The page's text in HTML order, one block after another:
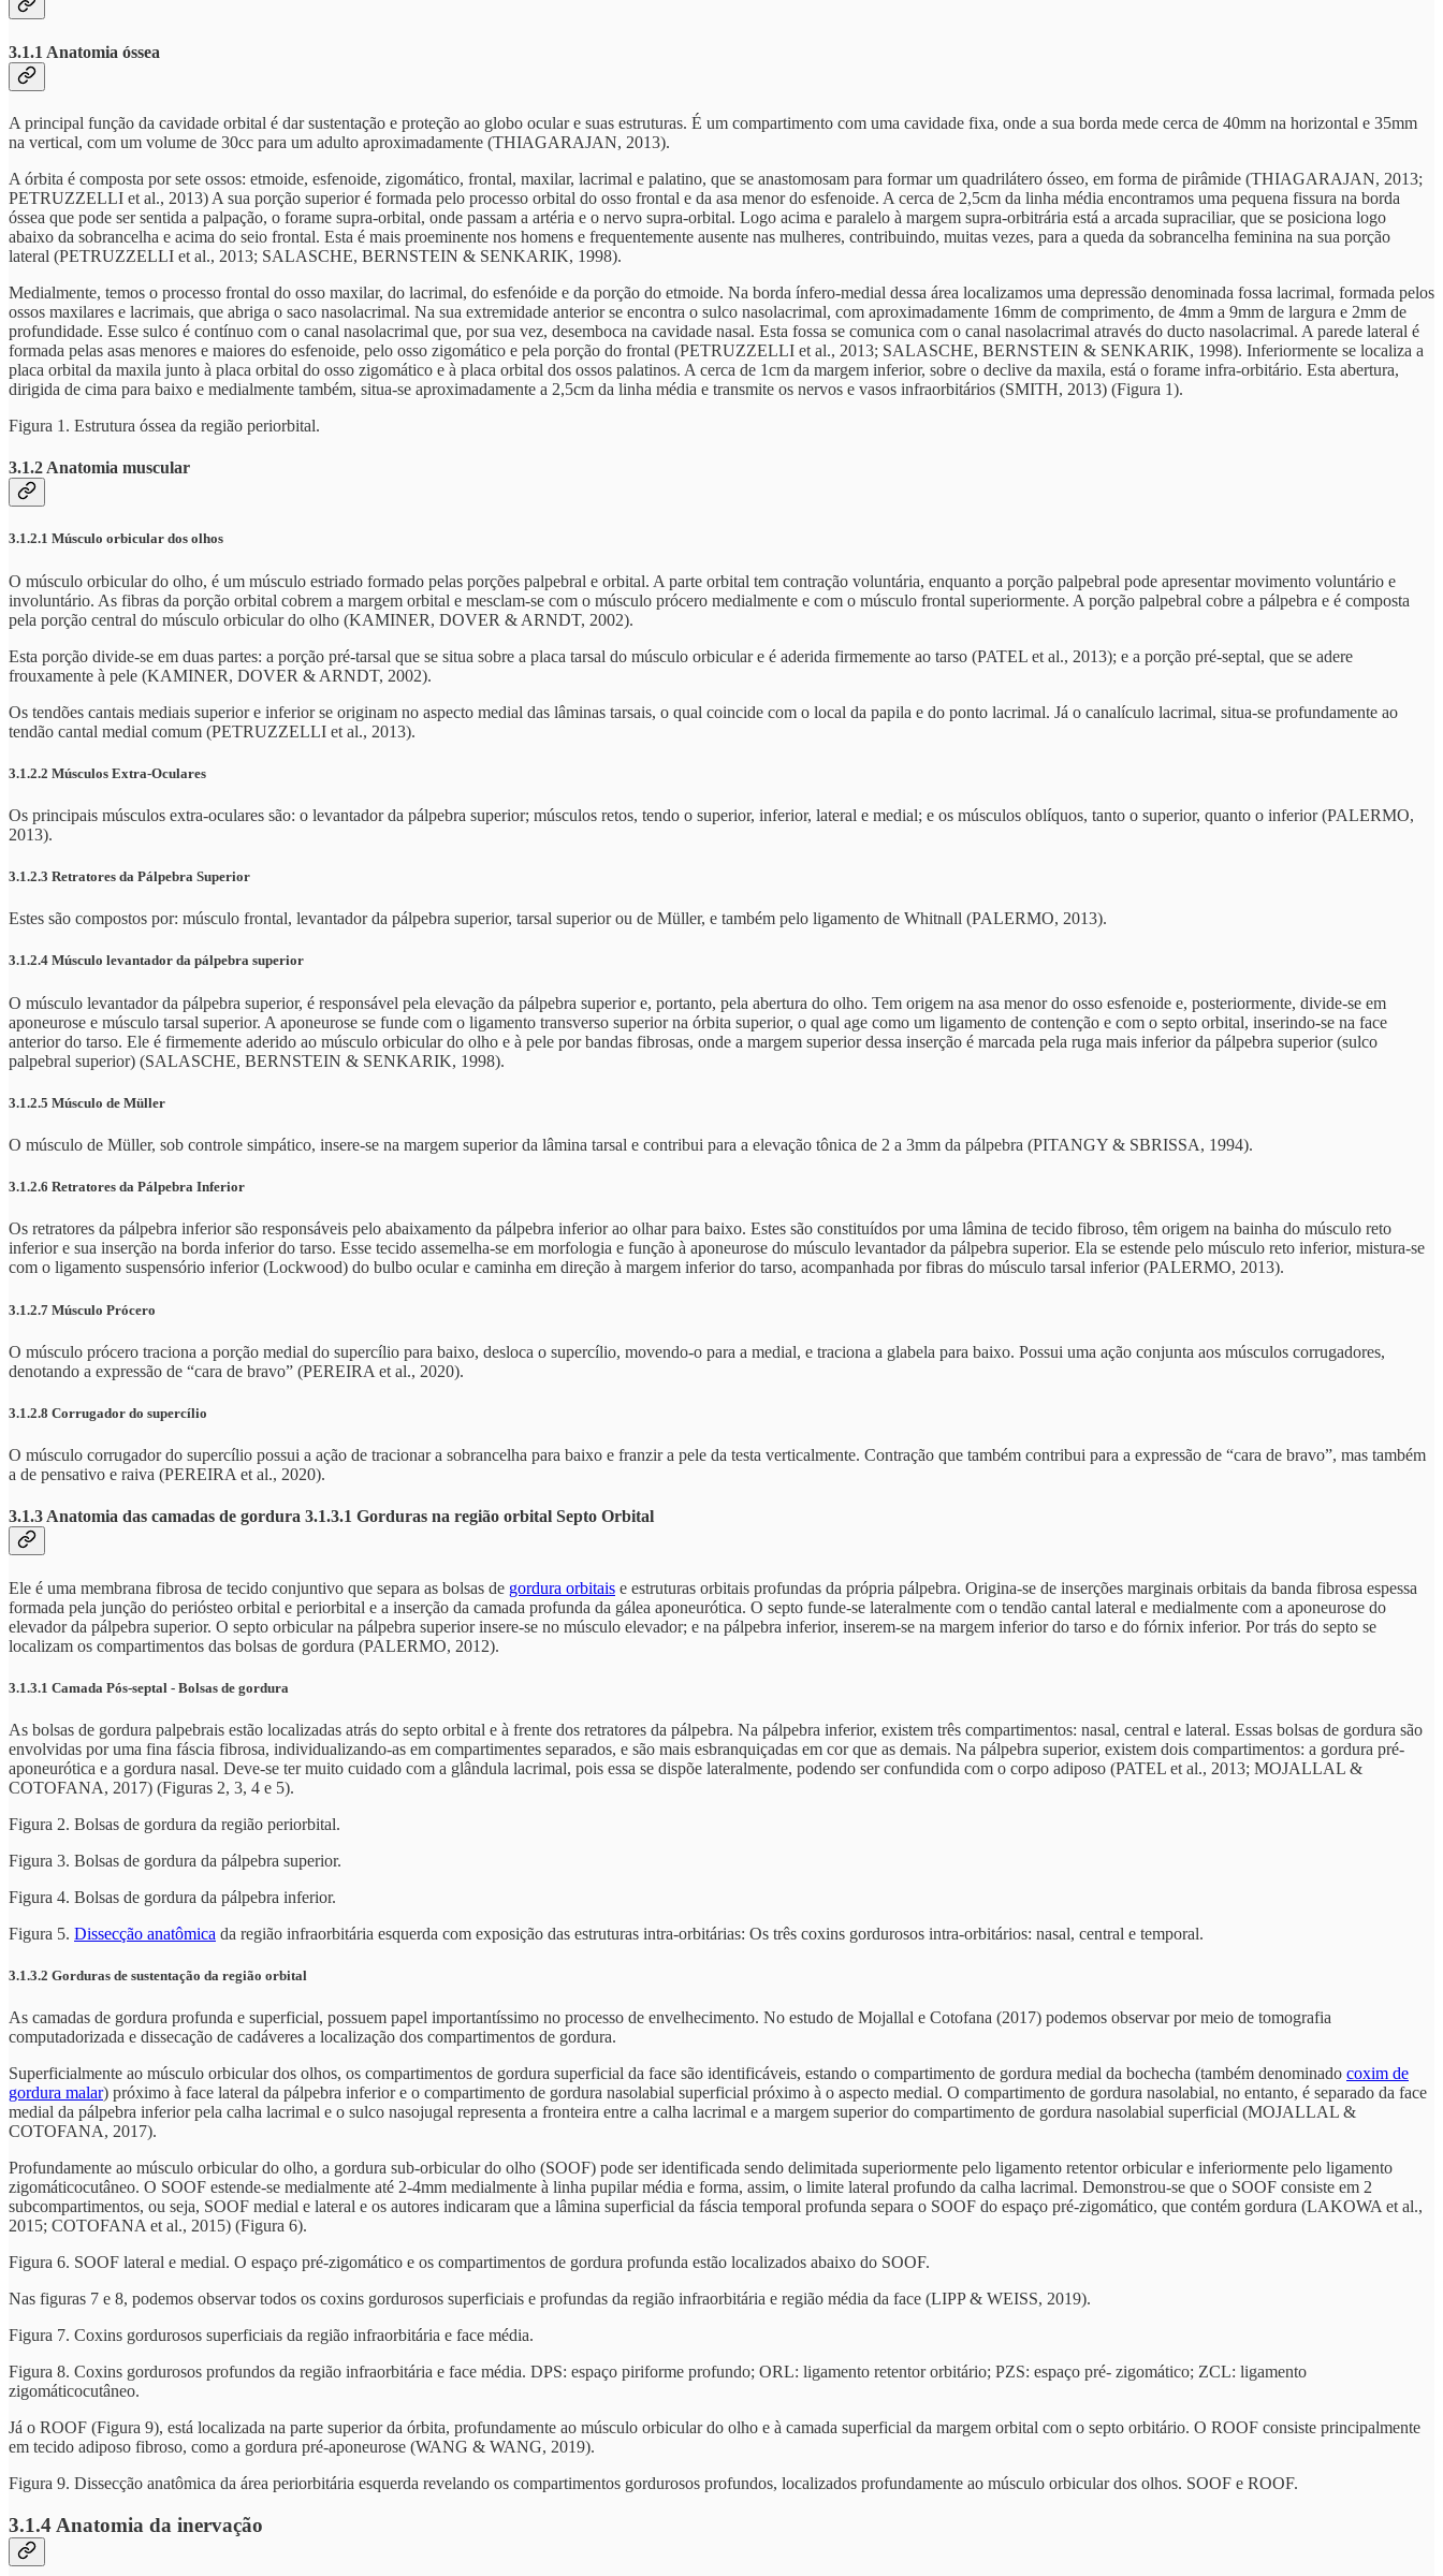
3.1.1 Anatomia óssea
A principal função da cavidade orbital é dar sustentação e proteção ao globo ocular e suas estruturas. É um compartimento com uma cavidade fixa, onde a sua borda mede cerca de 40mm na horizontal e 35mm
na vertical, com um volume de 30cc para um adulto aproximadamente (THIAGARAJAN, 2013).
A órbita é composta por sete ossos: etmoide, esfenoide, zigomático, frontal, maxilar, lacrimal e palatino, que se anastomosam para formar um quadrilátero ósseo, em forma de pirâmide (THIAGARAJAN, 2013;
PETRUZZELLI et al., 2013) A sua porção superior é formada pelo processo orbital do osso frontal e da asa menor do esfenoide. A cerca de 2,5cm da linha média encontramos uma pequena fissura na borda
óssea que pode ser sentida a palpação, o forame supra-orbital, onde passam a artéria e o nervo supra-orbital. Logo acima e paralelo à margem supra-orbitrária está a arcada supraciliar, que se posiciona logo
abaixo da sobrancelha e acima do seio frontal. Esta é mais proeminente nos homens e frequentemente ausente nas mulheres, contribuindo, muitas vezes, para a queda da sobrancelha feminina na sua porção
lateral (PETRUZZELLI et al., 2013; SALASCHE, BERNSTEIN & SENKARIK, 1998).
Medialmente, temos o processo frontal do osso maxilar, do lacrimal, do esfenóide e da porção do etmoide. Na borda ínfero-medial dessa área localizamos uma depressão denominada fossa lacrimal, formada pelos
ossos maxilares e lacrimais, que abriga o saco nasolacrimal. Na sua extremidade anterior se encontra o sulco nasolacrimal, com aproximadamente 16mm de comprimento, de 4mm a 9mm de largura e 2mm de
profundidade. Esse sulco é contínuo com o canal nasolacrimal que, por sua vez, desemboca na cavidade nasal. Esta fossa se comunica com o canal nasolacrimal através do ducto nasolacrimal. A parede lateral é
formada pelas asas menores e maiores do esfenoide, pelo osso zigomático e pela porção do frontal (PETRUZZELLI et al., 2013; SALASCHE, BERNSTEIN & SENKARIK, 1998). Inferiormente se localiza a
placa orbital da maxila junto à placa orbital do osso zigomático e à placa orbital dos ossos palatinos. A cerca de 1cm da margem inferior, sobre o declive da maxila, está o forame infra-orbitário. Esta abertura,
dirigida de cima para baixo e medialmente também, situa-se aproximadamente a 2,5cm da linha média e transmite os nervos e vasos infraorbitários (SMITH, 2013) (Figura 1).
Figura 1. Estrutura óssea da região periorbital.
3.1.2 Anatomia muscular
3.1.2.1 Músculo orbicular dos olhos
O músculo orbicular do olho, é um músculo estriado formado pelas porções palpebral e orbital. A parte orbital tem contração voluntária, enquanto a porção palpebral pode apresentar movimento voluntário e
involuntário. As fibras da porção orbital cobrem a margem orbital e mesclam-se com o músculo prócero medialmente e com o músculo frontal superiormente. A porção palpebral cobre a pálpebra e é composta
pela porção central do músculo orbicular do olho (KAMINER, DOVER & ARNDT, 2002).
Esta porção divide-se em duas partes: a porção pré-tarsal que se situa sobre a placa tarsal do músculo orbicular e é aderida firmemente ao tarso (PATEL et al., 2013); e a porção pré-septal, que se adere
frouxamente à pele (KAMINER, DOVER & ARNDT, 2002).
Os tendões cantais mediais superior e inferior se originam no aspecto medial das lâminas tarsais, o qual coincide com o local da papila e do ponto lacrimal. Já o canalículo lacrimal, situa-se profundamente ao
tendão cantal medial comum (PETRUZZELLI et al., 2013).
3.1.2.2 Músculos Extra-Oculares
Os principais músculos extra-oculares são: o levantador da pálpebra superior; músculos retos, tendo o superior, inferior, lateral e medial; e os músculos oblíquos, tanto o superior, quanto o inferior (PALERMO,
2013).
3.1.2.3 Retratores da Pálpebra Superior
Estes são compostos por: músculo frontal, levantador da pálpebra superior, tarsal superior ou de Müller, e também pelo ligamento de Whitnall (PALERMO, 2013).
3.1.2.4 Músculo levantador da pálpebra superior
O músculo levantador da pálpebra superior, é responsável pela elevação da pálpebra superior e, portanto, pela abertura do olho. Tem origem na asa menor do osso esfenoide e, posteriormente, divide-se em
aponeurose e músculo tarsal superior. A aponeurose se funde com o ligamento transverso superior na órbita superior, o qual age como um ligamento de contenção e com o septo orbital, inserindo-se na face
anterior do tarso. Ele é firmemente aderido ao músculo orbicular do olho e à pele por bandas fibrosas, onde a margem superior dessa inserção é marcada pela ruga mais inferior da pálpebra superior (sulco
palpebral superior) (SALASCHE, BERNSTEIN & SENKARIK, 1998).
3.1.2.5 Músculo de Müller
O músculo de Müller, sob controle simpático, insere-se na margem superior da lâmina tarsal e contribui para a elevação tônica de 2 a 3mm da pálpebra (PITANGY & SBRISSA, 1994).
3.1.2.6 Retratores da Pálpebra Inferior
Os retratores da pálpebra inferior são responsáveis pelo abaixamento da pálpebra inferior ao olhar para baixo. Estes são constituídos por uma lâmina de tecido fibroso, têm origem na bainha do músculo reto
inferior e sua inserção na borda inferior do tarso. Esse tecido assemelha-se em morfologia e função à aponeurose do músculo levantador da pálpebra superior. Ela se estende pelo músculo reto inferior, mistura-se
com o ligamento suspensório inferior (Lockwood) do bulbo ocular e caminha em direção à margem inferior do tarso, acompanhada por fibras do músculo tarsal inferior (PALERMO, 2013).
3.1.2.7 Músculo Prócero
O músculo prócero traciona a porção medial do supercílio para baixo, desloca o supercílio, movendo-o para a medial, e traciona a glabela para baixo. Possui uma ação conjunta aos músculos corrugadores,
denotando a expressão de “cara de bravo” (PEREIRA et al., 2020).
3.1.2.8 Corrugador do supercílio
O músculo corrugador do supercílio possui a ação de tracionar a sobrancelha para baixo e franzir a pele da testa verticalmente. Contração que também contribui para a expressão de “cara de bravo”, mas também
a de pensativo e raiva (PEREIRA et al., 2020).
3.1.3 Anatomia das camadas de gordura 3.1.3.1 Gorduras na região orbital Septo Orbital
Ele é uma membrana fibrosa de tecido conjuntivo que separa as bolsas de gordura orbitais e estruturas orbitais profundas da própria pálpebra. Origina-se de inserções marginais orbitais da banda fibrosa espessa
formada pela junção do periósteo orbital e periorbital e a inserção da camada profunda da gálea aponeurótica. O septo funde-se lateralmente com o tendão cantal lateral e medialmente com a aponeurose do
elevador da pálpebra superior. O septo orbicular na pálpebra superior insere-se no músculo elevador; e na pálpebra inferior, inserem-se na margem inferior do tarso e do fórnix inferior. Por trás do septo se
localizam os compartimentos das bolsas de gordura (PALERMO, 2012).
3.1.3.1 Camada Pós-septal - Bolsas de gordura
As bolsas de gordura palpebrais estão localizadas atrás do septo orbital e à frente dos retratores da pálpebra. Na pálpebra inferior, existem três compartimentos: nasal, central e lateral. Essas bolsas de gordura são
envolvidas por uma fina fáscia fibrosa, individualizando-as em compartimentes separados, e são mais esbranquiçadas em cor que as demais. Na pálpebra superior, existem dois compartimentos: a gordura pré-
aponeurótica e a gordura nasal. Deve-se ter muito cuidado com a glândula lacrimal, pois essa se dispõe lateralmente, podendo ser confundida com o corpo adiposo (PATEL et al., 2013; MOJALLAL &
COTOFANA, 2017) (Figuras 2, 3, 4 e 5).
Figura 2. Bolsas de gordura da região periorbital.
Figura 3. Bolsas de gordura da pálpebra superior.
Figura 4. Bolsas de gordura da pálpebra inferior.
Figura 5. Dissecção anatômica da região infraorbitária esquerda com exposição das estruturas intra-orbitárias: Os três coxins gordurosos intra-orbitários: nasal, central e temporal.
3.1.3.2 Gorduras de sustentação da região orbital
As camadas de gordura profunda e superficial, possuem papel importantíssimo no processo de envelhecimento. No estudo de Mojallal e Cotofana (2017) podemos observar por meio de tomografia
computadorizada e dissecação de cadáveres a localização dos compartimentos de gordura.
Superficialmente ao músculo orbicular dos olhos, os compartimentos de gordura superficial da face são identificáveis, estando o compartimento de gordura medial da bochecha (também denominado coxim de
gordura malar) próximo à face lateral da pálpebra inferior e o compartimento de gordura nasolabial superficial próximo à o aspecto medial. O compartimento de gordura nasolabial, no entanto, é separado da face
medial da pálpebra inferior pela calha lacrimal e o sulco nasojugal representa a fronteira entre a calha lacrimal e a margem superior do compartimento de gordura nasolabial superficial (MOJALLAL &
COTOFANA, 2017).
Profundamente ao músculo orbicular do olho, a gordura sub-orbicular do olho (SOOF) pode ser identificada sendo delimitada superiormente pelo ligamento retentor orbicular e inferiormente pelo ligamento
zigomáticocutâneo. O SOOF estende-se medialmente até 2-4mm medialmente à linha pupilar média e forma, assim, o limite lateral profundo da calha lacrimal. Demonstrou-se que o SOOF consiste em 2
subcompartimentos, ou seja, SOOF medial e lateral e os autores indicaram que a lâmina superficial da fáscia temporal profunda separa o SOOF do espaço pré-zigomático, que contém gordura (LAKOWA et al.,
2015; COTOFANA et al., 2015) (Figura 6).
Figura 6. SOOF lateral e medial. O espaço pré-zigomático e os compartimentos de gordura profunda estão localizados abaixo do SOOF.
Nas figuras 7 e 8, podemos observar todos os coxins gordurosos superficiais e profundas da região infraorbitária e região média da face (LIPP & WEISS, 2019).
Figura 7. Coxins gordurosos superficiais da região infraorbitária e face média.
Figura 8. Coxins gordurosos profundos da região infraorbitária e face média. DPS: espaço piriforme profundo; ORL: ligamento retentor orbitário; PZS: espaço pré- zigomático; ZCL: ligamento
zigomáticocutâneo.
Já o ROOF (Figura 9), está localizada na parte superior da órbita, profundamente ao músculo orbicular do olho e à camada superficial da margem orbital com o septo orbitário. O ROOF consiste principalmente
em tecido adiposo fibroso, como a gordura pré-aponeurose (WANG & WANG, 2019).
Figura 9. Dissecção anatômica da área periorbitária esquerda revelando os compartimentos gordurosos profundos, localizados profundamente ao músculo orbicular dos olhos. SOOF e ROOF.
3.1.4 Anatomia da inervação